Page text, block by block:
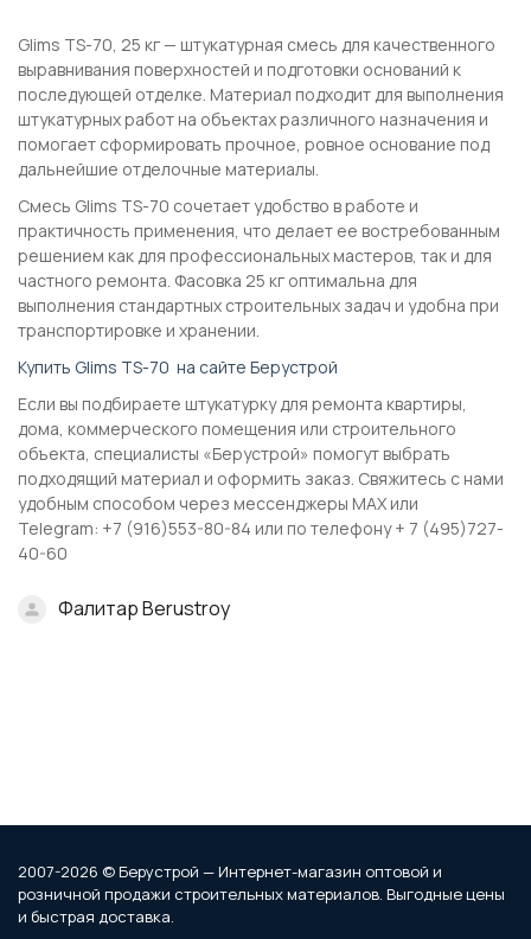
Glims TS-70, 25 кг — штукатурная смесь для качественного
выравнивания поверхностей и подготовки оснований к
последующей отделке. Материал подходит для выполнения
штукатурных работ на объектах различного назначения и
помогает сформировать прочное, ровное основание под
дальнейшие отделочные материалы.
Смесь Glims TS-70 сочетает удобство в работе и
практичность применения, что делает ее востребованным
решением как для профессиональных мастеров, так и для
частного ремонта. Фасовка 25 кг оптимальна для
выполнения стандартных строительных задач и удобна при
транспортировке и хранении.
Купить Glims TS-70 на сайте Берустрой
Если вы подбираете штукатурку для ремонта квартиры,
дома, коммерческого помещения или строительного
объекта, специалисты «Берустрой» помогут выбрать
подходящий материал и оформить заказ. Свяжитесь с нами
удобным способом через мессенджеры MAX или
Telegram: +7 (916)553-80-84 или по телефону + 7 (495)727-
40-60
Фалитар Berustroy
2007-2026 © Берустрой — Интернет-магазин оптовой и
розничной продажи строительных материалов. Выгодные цены
и быстрая доставка.